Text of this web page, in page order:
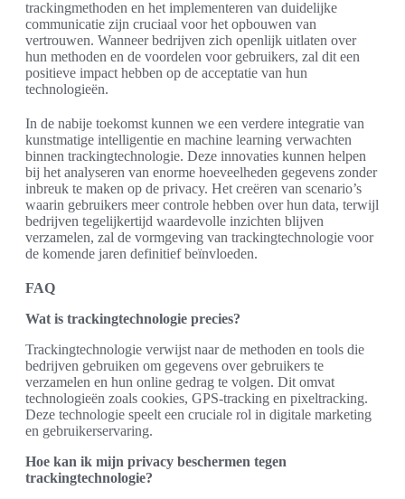
trackingmethoden en het implementeren van duidelijke
communicatie zijn cruciaal voor het opbouwen van
vertrouwen. Wanneer bedrijven zich openlijk uitlaten over
hun methoden en de voordelen voor gebruikers, zal dit een
positieve impact hebben op de acceptatie van hun
technologieën.
In de nabije toekomst kunnen we een verdere integratie van
kunstmatige intelligentie en machine learning verwachten
binnen trackingtechnologie. Deze innovaties kunnen helpen
bij het analyseren van enorme hoeveelheden gegevens zonder
inbreuk te maken op de privacy. Het creëren van scenario’s
waarin gebruikers meer controle hebben over hun data, terwijl
bedrijven tegelijkertijd waardevolle inzichten blijven
verzamelen, zal de vormgeving van trackingtechnologie voor
de komende jaren definitief beïnvloeden.
FAQ
Wat is trackingtechnologie precies?
Trackingtechnologie verwijst naar de methoden en tools die
bedrijven gebruiken om gegevens over gebruikers te
verzamelen en hun online gedrag te volgen. Dit omvat
technologieën zoals cookies, GPS-tracking en pixeltracking.
Deze technologie speelt een cruciale rol in digitale marketing
en gebruikerservaring.
Hoe kan ik mijn privacy beschermen tegen
trackingtechnologie?